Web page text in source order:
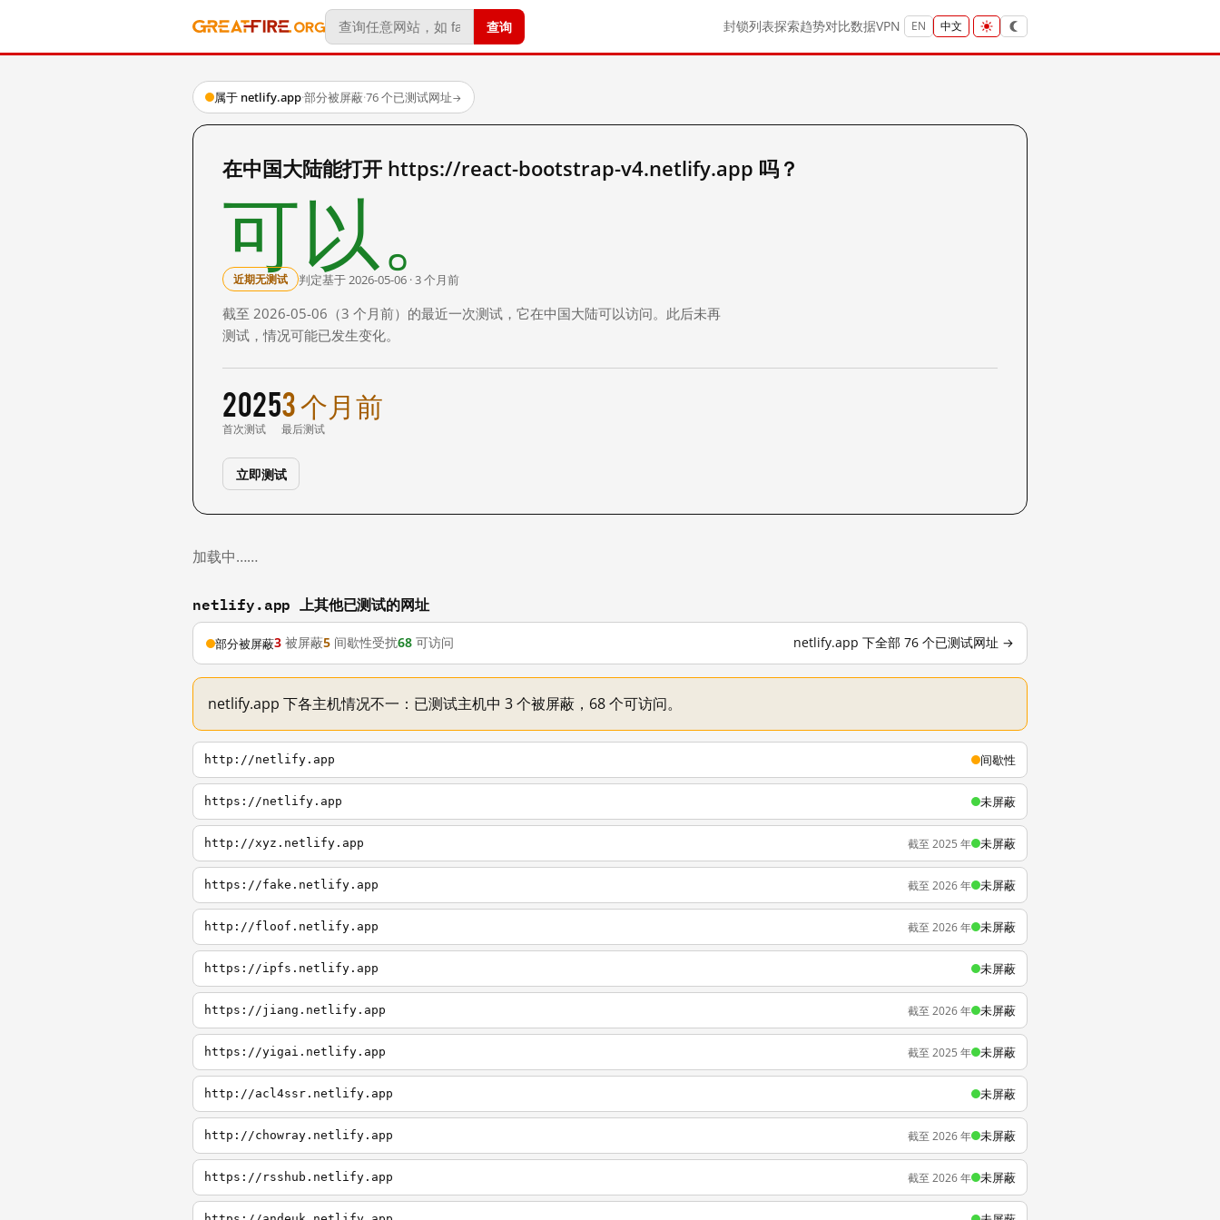
查询 封锁列表探索趋势对比数据VPN EN 中文
属于 netlify.app·部分被屏蔽·76 个已测试网址→
在中国大陆能打开 https://react-bootstrap-v4.netlify.app 吗？
可以。
近期无测试 判定基于 2026-05-06 · 3 个月前
截至 2026-05-06（3 个月前）的最近一次测试，它在中国大陆可以访问。此后未再
测试，情况可能已发生变化。
2025
首次测试
3 个月前
最后测试
立即测试
加载中……
netlify.app 上其他已测试的网址
部分被屏蔽3 被屏蔽5 间歇性受扰68 可访问 netlify.app 下全部 76 个已测试网址 →
netlify.app 下各主机情况不一：已测试主机中 3 个被屏蔽，68 个可访问。
http://netlify.app 间歇性
https://netlify.app 未屏蔽
http://xyz.netlify.app 截至 2025 年 未屏蔽
https://fake.netlify.app 截至 2026 年 未屏蔽
http://floof.netlify.app 截至 2026 年 未屏蔽
https://ipfs.netlify.app 未屏蔽
https://jiang.netlify.app 截至 2026 年 未屏蔽
https://yigai.netlify.app 截至 2025 年 未屏蔽
http://acl4ssr.netlify.app 未屏蔽
http://chowray.netlify.app 截至 2026 年 未屏蔽
https://rsshub.netlify.app 截至 2026 年 未屏蔽